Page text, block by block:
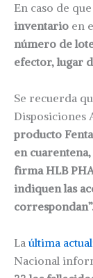
En caso de
inventario en
número de
efector, lugar
Se recuerda
Disposiciones
producto
en
firma HLB
indiquen las
correspondan”.
La última
Nacional